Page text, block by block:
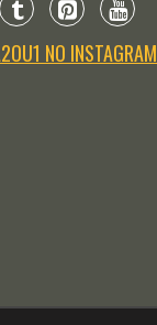
NO INSTAGRAM